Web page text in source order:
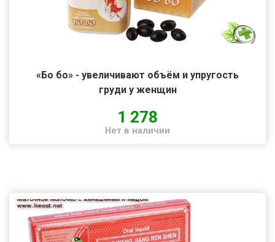
«Бо бо» - увеличивают объём и упругость
груди у женщин
1 278
Нет в наличии